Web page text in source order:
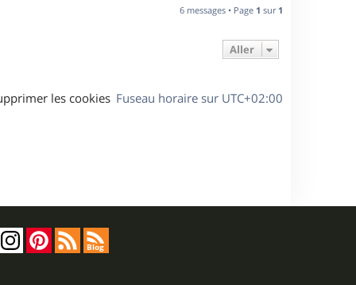
t
6 messages • Page 1 sur 1
Aller
Fuseau horaire sur UTC+02:00
les cookies